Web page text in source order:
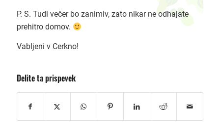
P. S. Tudi večer bo zanimiv, zato nikar ne odhajate
prehitro domov.
Vabljeni v Cerkno!
Delite ta prispevek